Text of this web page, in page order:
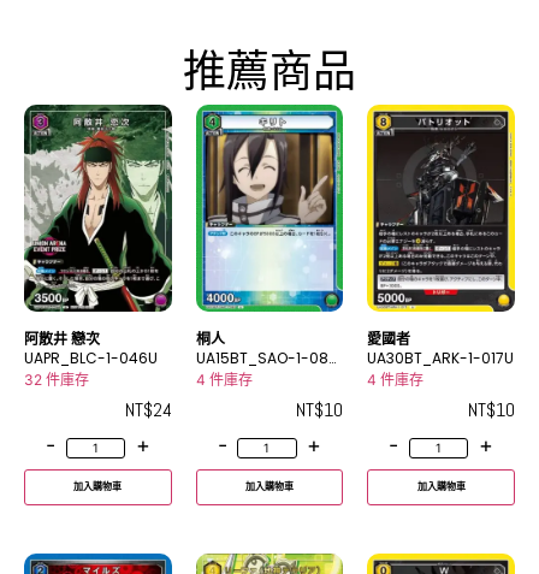
推薦商品
阿散井 戀次
UAPR_BLC-1-046U
32 件庫存
NT$24
-
+
加入購物車
桐人
UA15BT_SAO-1-085
U
4 件庫存
NT$10
-
+
加入購物車
愛國者
UA30BT_ARK-1-017U
4 件庫存
NT$10
-
+
加入購物車